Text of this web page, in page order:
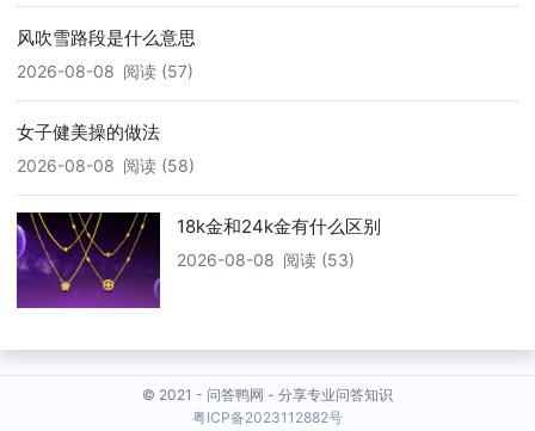
风吹雪路段是什么意思
2026-08-08 阅读 (57)
女子健美操的做法
2026-08-08 阅读 (58)
18k金和24k金有什么区别
2026-08-08 阅读 (53)
© 2021 - 问答鸭网 - 分享专业问答知识
粤ICP备2023112882号